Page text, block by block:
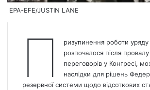
EPA-EFE/JUSTIN LANE
П
ризупинення роботи
розпочалося після
переговорів у Конгресі,
наслідки для рішень
резервної системи щодо відсоткових